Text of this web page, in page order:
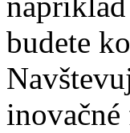
budete
inovačné